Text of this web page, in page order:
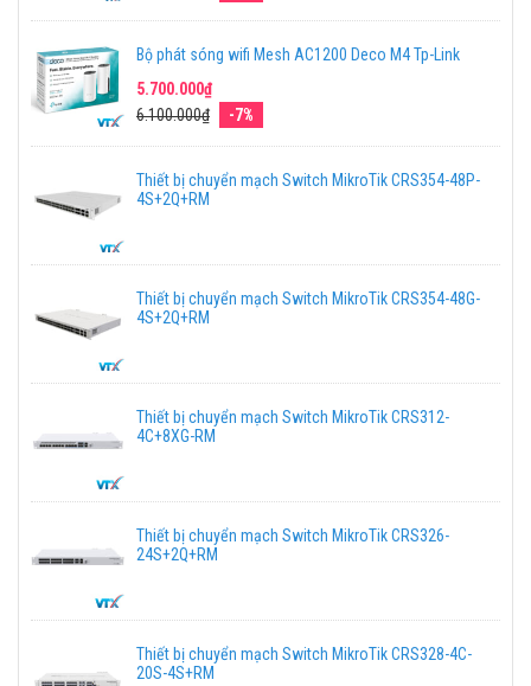
Bộ phát sóng wifi Mesh AC1200 Deco M4 Tp-Link
5.700.000₫
6.100.000₫
-7%
Thiết bị chuyển mạch Switch MikroTik CRS354-48P-
4S+2Q+RM
Thiết bị chuyển mạch Switch MikroTik CRS354-48G-
4S+2Q+RM
Thiết bị chuyển mạch Switch MikroTik CRS312-
4C+8XG-RM
Thiết bị chuyển mạch Switch MikroTik CRS326-
24S+2Q+RM
Thiết bị chuyển mạch Switch MikroTik CRS328-4C-
20S-4S+RM